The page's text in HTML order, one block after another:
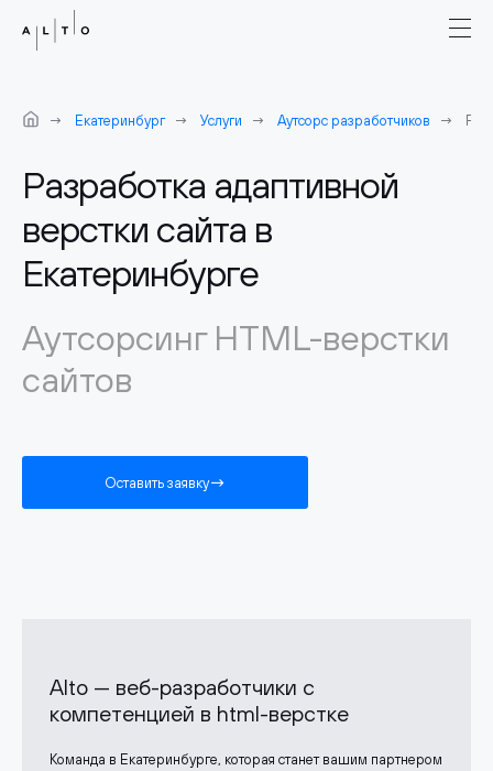
Екатеринбург Услуги Аутсорс разработчиков
Разработка адаптивной
верстки сайта в
Екатеринбурге
Аутсорсинг HTML-верстки
сайтов
Оставить заявку
Alto — веб-разработчики с
компетенцией в html-верстке
Команда в Екатеринбурге, которая станет вашим партнером